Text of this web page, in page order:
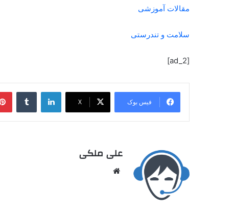
مقالات آموزشی
سلامت و تندرستی
[ad_2]
فیس بوک X
علی ملکی